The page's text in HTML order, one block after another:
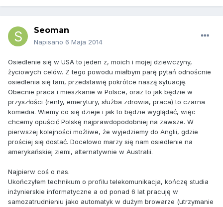
Seoman
Napisano 6 Maja 2014
Osiedlenie się w USA to jeden z, moich i mojej dziewczyny,
życiowych celów. Z tego powodu miałbym parę pytań odnoścnie
osiedlenia się tam, przedstawię pokrótce naszą sytuację.
Obecnie praca i mieszkanie w Polsce, oraz to jak będzie w
przyszłości (renty, emerytury, służba zdrowia, praca) to czarna
komedia. Wiemy co się dzieje i jak to będzie wyglądać, więc
chcemy opuścić Polskę najprawdopodobniej na zawsze. W
pierwszej kolejności możliwe, że wyjedziemy do Anglii, gdzie
prościej się dostać. Docelowo marzy się nam osiedlenie na
amerykańskiej ziemi, alternatywnie w Australii.
Najpierw coś o nas.
Ukończyłem technikum o profilu telekomunikacja, kończę studia
inżynierskie informatyczne a od ponad 6 lat pracuję w
samozatrudnieniu jako automatyk w dużym browarze (utrzymanie